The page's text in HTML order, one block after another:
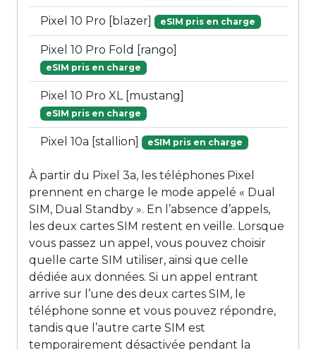
Pixel 10 Pro [blazer] eSIM pris en charge
Pixel 10 Pro Fold [rango]
eSIM pris en charge
Pixel 10 Pro XL [mustang]
eSIM pris en charge
Pixel 10a [stallion] eSIM pris en charge
À partir du Pixel 3a, les téléphones Pixel
prennent en charge le mode appelé « Dual
SIM, Dual Standby ». En l’absence d’appels,
les deux cartes SIM restent en veille. Lorsque
vous passez un appel, vous pouvez choisir
quelle carte SIM utiliser, ainsi que celle
dédiée aux données. Si un appel entrant
arrive sur l’une des deux cartes SIM, le
téléphone sonne et vous pouvez répondre,
tandis que l’autre carte SIM est
temporairement désactivée pendant la